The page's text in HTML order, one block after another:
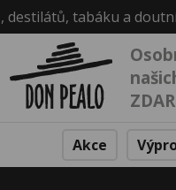
destilátů, tabáku a
Akce